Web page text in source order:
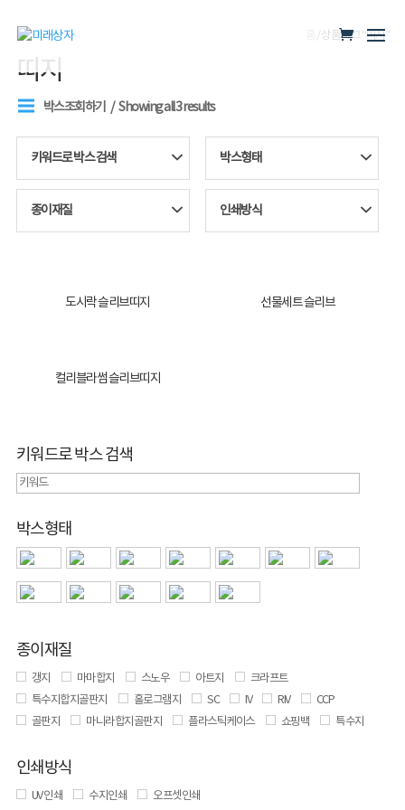
/ 상품 태그 “띠지”
띠지
박스조회하기 Showing all 3 results
키워드로 박스 검색 박스형태
종이재질 인쇄방식
도시락 슬리브띠지 선물세트 슬리브
컬리블라썸 슬리브띠지
키워드로 박스 검색
박스형태
종이재질
갱지 마마합지 스노우 아트지
크라프트
특수지합지골판지
홀로그램지 SC IV RIV
CCP
골판지
마니라합지골판지 플라스틱케이스 쇼핑백 특수지
인쇄방식
UV 인쇄 수지인쇄 오프셋인쇄